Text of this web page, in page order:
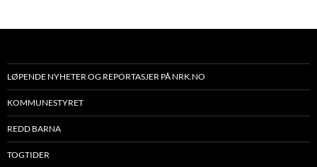
LØPENDE NYHETER OG REPORTASJER PÅ NRK.NO
KOMMUNESTYRET
REDD BARNA
TOGTIDER